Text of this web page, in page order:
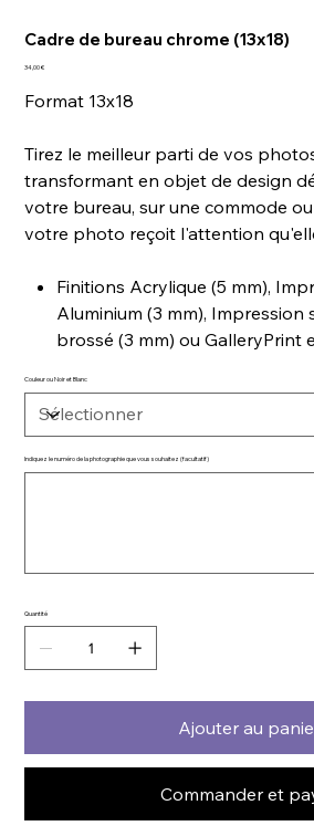
Cadre de bureau chrome (13x18)
Prix
34,00 €
Format 13x18
Tirez le meilleur parti de vos
transformant en objet de design
votre bureau, sur une commode
votre photo reçoit l'attention
Finitions Acrylique (5 mm),
Aluminium (3 mm), Impression
brossé (3 mm) ou GalleryPrint
Couleur ou Noir et Blanc
Indiquez le numéro de la photographie que vous souhaitez (facultatif)
Quantité
Ajouter au
Commander et